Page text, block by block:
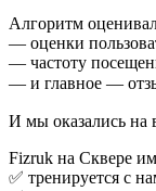
Алгоритм
— оценки
— частоту
— и главное —
И мы оказались на
Fizruk на Сквере
✅ тренируется с